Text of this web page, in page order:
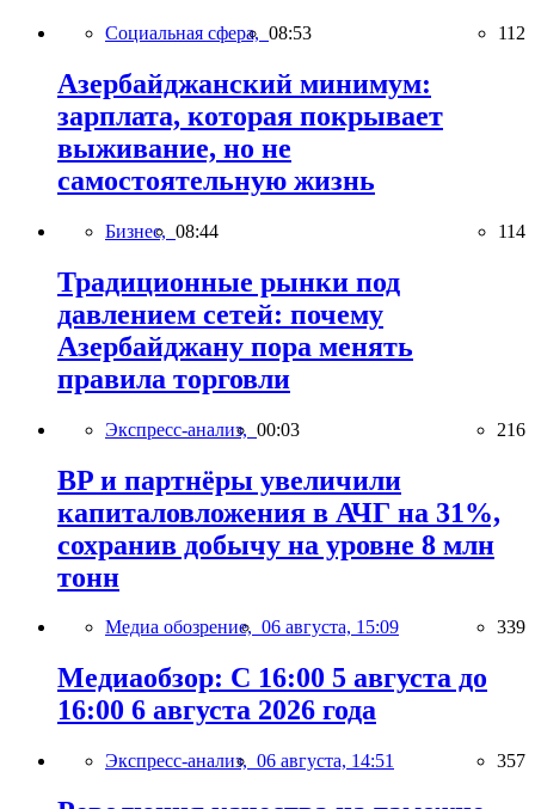
Социальная сфера, 08:53 112
Азербайджанский минимум:
зарплата, которая покрывает
выживание, но не
самостоятельную жизнь
Бизнес, 08:44 114
Традиционные рынки под
давлением сетей: почему
Азербайджану пора менять
правила торговли
Экспресс-анализ, 00:03 216
BP и партнёры увеличили
капиталовложения в АЧГ на 31%,
сохранив добычу на уровне 8 млн
тонн
Медиа обозрение, 06 августа, 15:09 339
Медиаобзор: С 16:00 5 августа до
16:00 6 августа 2026 года
Экспресс-анализ, 06 августа, 14:51 357